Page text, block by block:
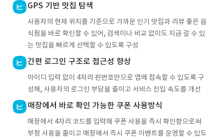
GPS 기반 맛집 탐색
사용자의 현재 위치를 기준으로 가까운 인기 맛집과 리뷰 좋은 음
식점을 바로 확인할 수 있어, 검색이나 비교 없이도 지금 갈 수 있
는 맛집을 빠르게 선택할 수 있도록 구성
간편 로그인 구조로 접근성 향상
아이디 입력 없이 4자리 핀번호만으로 앱에 접속할 수 있도록 구
성해, 사용자의 로그인 부담을 줄이고 서비스 진입 속도를 개선
매장에서 바로 확인 가능한 쿠폰 사용방식
매장에서 4자리 코드를 입력해 쿠폰 사용을 즉시 확인함으로써
부정 사용을 줄이고 매장에서 즉시 쿠폰 이벤트를 운영할 수 있도